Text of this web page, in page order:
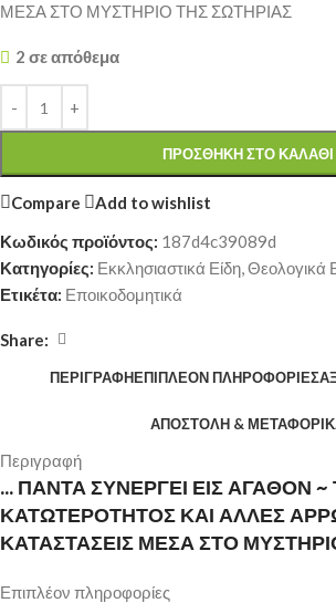
ΜΕΣΑ ΣΤΟ ΜΥΣΤΗΡΙΟ ΤΗΣ ΣΩΤΗΡΙΑΣ
2 σε απόθεμα
ΠΡΟΣΘΉΚΗ ΣΤΟ ΚΑΛΆΘΙ
Compare
Add to wishlist
Κωδικός προϊόντος: 187d4c39089d
Κατηγορίες: Εκκλησιαστικά Είδη,Θεολογικά
Ετικέτα: Εποικοδομητικά
Share:
ΠΕΡΙΓΡΑΦΉΕΠΙΠΛΈΟΝ ΠΛΗΡΟΦΟΡΊΕΣ
ΑΠΟΣΤΟΛΉ &
Περιγραφή
… ΠΑΝΤΑ ΣΥΝΕΡΓΕΙ ΕΙΣ ΑΓΑΘΟΝ
ΚΑΤΩΤΕΡΟΤΗΤΟΣ ΚΑΙ ΑΛΛΕΣ
ΚΑΤΑΣΤΑΣΕΙΣ ΜΕΣΑ ΣΤΟ
Επιπλέον πληροφορίες